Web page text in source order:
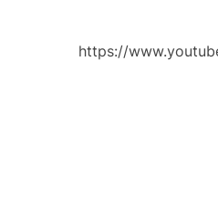
https://